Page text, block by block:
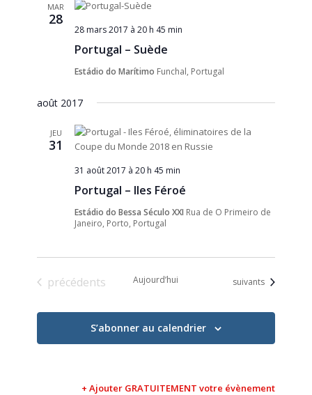
MAR
28
Portugal – Suède
28 mars 2017 à 20 h 45 min
Estádio do Marítimo Funchal, Portugal
août 2017
JEU
31
Portugal – Iles Féroé
31 août 2017 à 20 h 45 min
Estádio do Bessa Século XXI Rua de O Primeiro de
Janeiro, Porto, Portugal
Évènements
précédents Aujourd’hui Évènements
suivants
S’abonner au calendrier
+ Ajouter GRATUITEMENT votre évènement